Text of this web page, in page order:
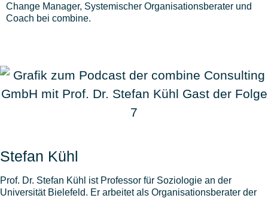
Change Manager, Systemischer Organisationsberater und
Coach bei combine.
Stefan Kühl
Prof. Dr. Stefan Kühl ist Professor für Soziologie an der
Universität Bielefeld. Er arbeitet als Organisationsberater der